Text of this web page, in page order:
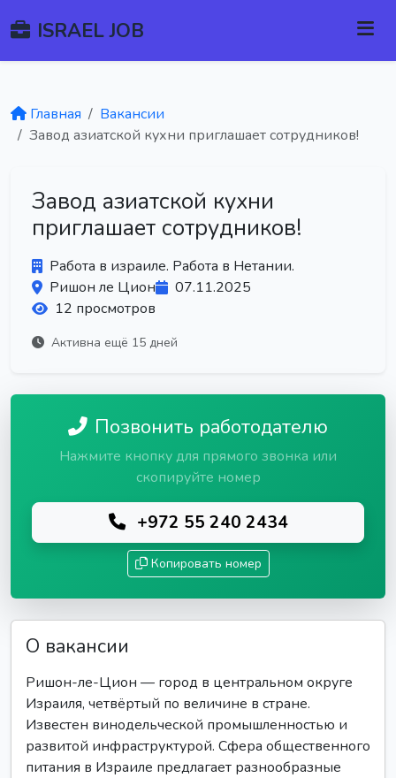
ISRAEL JOB
Главная
Вакансии
Завод азиатской кухни приглашает сотрудников!
Завод азиатской кухни
приглашает сотрудников!
Работа в израиле. Работа в Нетании.
Ришон ле Цион
07.11.2025
12 просмотров
Активна ещё 15 дней
Позвонить работодателю
Нажмите кнопку для прямого звонка или
скопируйте номер
+972 55 240 2434
Копировать номер
О вакансии
Ришон-ле-Цион — город в центральном округе
Израиля, четвёртый по величине в стране.
Известен винодельческой промышленностью и
развитой инфраструктурой. Сфера общественного
питания в Израиле предлагает разнообразные